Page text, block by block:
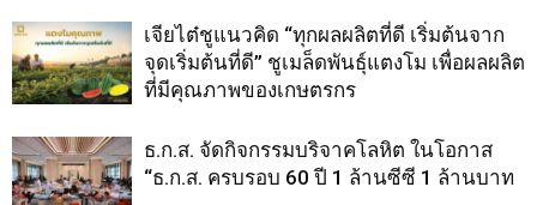
เจียไต๋ชูแนวคิด “ทุกผลผลิตที่ดี เริ่มต้นจาก
จุดเริ่มต้นที่ดี” ชูเมล็ดพันธุ์แตงโม เพื่อผลผลิต
ที่มีคุณภาพของเกษตรกร
ธ.ก.ส. จัดกิจกรรมบริจาคโลหิต ในโอกาส
“ธ.ก.ส. ครบรอบ 60 ปี 1 ล้านซีซี 1 ล้านบาท